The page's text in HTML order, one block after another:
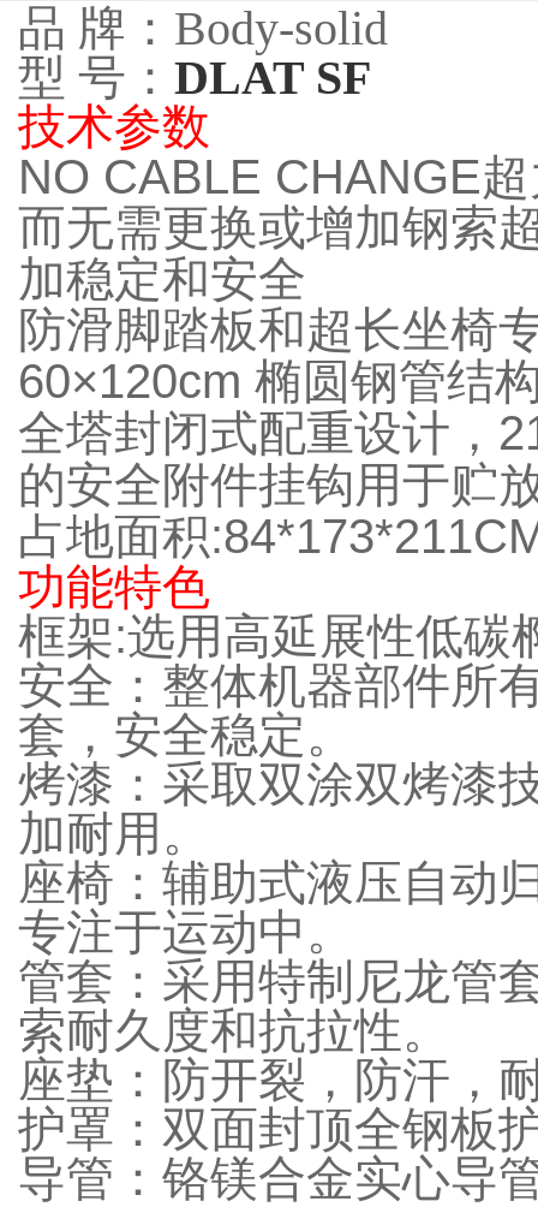
品 牌：Body-solid
型 号： DLAT SF
技术参数
NO CABLE CHANGE
而无需更换或增加钢索
加稳定和安全
防滑脚踏板和超长坐椅
60×120cm 椭圆钢管结
全塔封闭式配重设计，
的安全附件挂钩用于贮
占地面积:84*173*
功能特色
框架:选用高延展性低碳
安全：整体机器部件所
套，安全稳定。
烤漆：采取双涂双烤漆
加耐用。
座椅：辅助式液压自动
专注于运动中。
管套：采用特制尼龙管
索耐久度和抗拉性。
座垫：防开裂，防汗，
护罩：双面封顶全钢板
导管：铬镁合金实心导